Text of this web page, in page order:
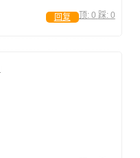
顶: 0 踩: 0
回复